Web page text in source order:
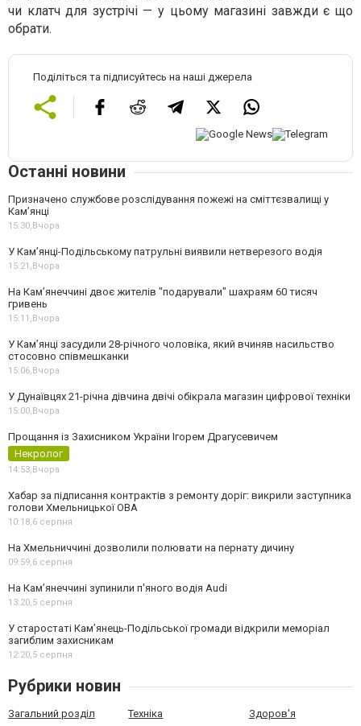
чи клатч для зустрічі — у цьому магазині завжди є що
обрати.
Поділіться та підписуйтесь на наші джерела
Останні новини
Призначено службове розслідування пожежі на сміттєзвалищі у
Кам’янці
15:30,Вчора
У Кам’янці-Подільському патрульні виявили нетверезого водія
15:21,Вчора
На Камʼянеччині двоє жителів "подарували" шахраям 60 тисяч
гривень
15:11,Вчора
У Камʼянці засудили 28-річного чоловіка, який вчиняв насильство
стосовно співмешканки
15:06,Вчора
У Дунаївцях 21-річна дівчина двічі обікрала магазин цифрової техніки
15:00,Вчора
Прощання із Захисником України Ігорем Драгусевичем
Некролог
14:53,Вчора
Хабар за підписання контрактів з ремонту доріг: викрили заступника
голови Хмельницької ОВА
10:18,6 серпня
На Хмельниччині дозволили полювати на пернату дичину
09:59,6 серпня
На Камʼянеччині зупинили п'яного водія Audi
13:20,5 серпня
У старостаті Кам’янець-Подільської громади відкрили меморіал
загиблим захисникам
12:20,5 серпня
Рубрики новин
Загальний розділ Техніка Здоров'я